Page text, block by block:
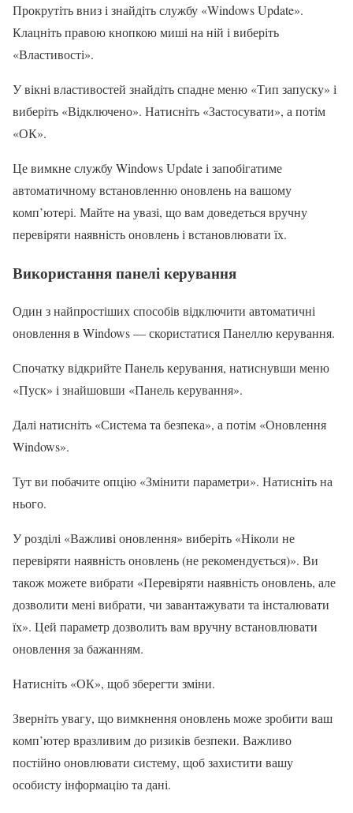
Прокрутіть вниз і знайдіть службу «Windows Update».
Клацніть правою кнопкою миші на ній і виберіть
«Властивості».
У вікні властивостей знайдіть спадне меню «Тип запуску» і
виберіть «Відключено». Натисніть «Застосувати», а потім
«ОК».
Це вимкне службу Windows Update і запобігатиме
автоматичному встановленню оновлень на вашому
комп’ютері. Майте на увазі, що вам доведеться вручну
перевіряти наявність оновлень і встановлювати їх.
Використання панелі керування
Один з найпростіших способів відключити автоматичні
оновлення в Windows — скористатися Панеллю керування.
Спочатку відкрийте Панель керування, натиснувши меню
«Пуск» і знайшовши «Панель керування».
Далі натисніть «Система та безпека», а потім «Оновлення
Windows».
Тут ви побачите опцію «Змінити параметри». Натисніть на
нього.
У розділі «Важливі оновлення» виберіть «Ніколи не
перевіряти наявність оновлень (не рекомендується)». Ви
також можете вибрати «Перевіряти наявність оновлень, але
дозволити мені вибрати, чи завантажувати та інсталювати
їх». Цей параметр дозволить вам вручну встановлювати
оновлення за бажанням.
Натисніть «ОК», щоб зберегти зміни.
Зверніть увагу, що вимкнення оновлень може зробити ваш
комп’ютер вразливим до ризиків безпеки. Важливо
постійно оновлювати систему, щоб захистити вашу
особисту інформацію та дані.